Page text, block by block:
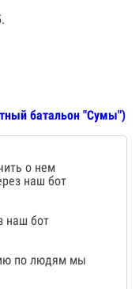
батальон "Сумы")
о нем
наш бот
наш бот
по людям мы